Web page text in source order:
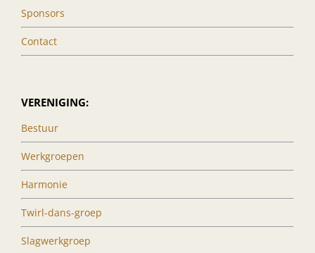
Sponsors
Contact
VERENIGING:
Bestuur
Werkgroepen
Harmonie
Twirl-dans-groep
Slagwerkgroep